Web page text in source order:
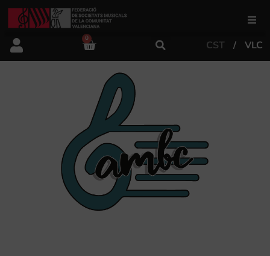
FSMCV
Àrea educativa
Àrea Artística
0
CST VLC